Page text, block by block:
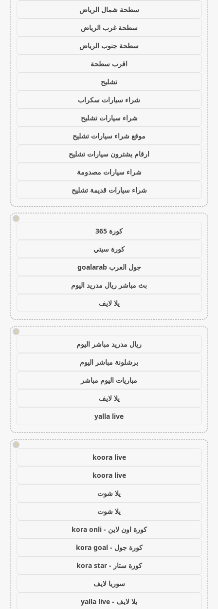
سطحة شمال الرياض
سطحة غرب الرياض
سطحة جنوب الرياض
اقرب سطحة
تشليح
شراء سيارات سكراب
شراء سيارات تشليح
موقع شراء سيارات تشليح
ارقام يشترون سيارات تشليح
شراء سيارات مصدومة
شراء سيارات قديمة تشليح
!
كورة 365
كورة سيتي
جول العرب goalarab
بث مباشر ريال مدريد اليوم
يلا لايف
!
ريال مدريد مباشر اليوم
برشلونة مباشر اليوم
مباريات اليوم مباشر
يلا لايف
yalla live
!
koora live
koora live
يلا شوت
يلا شوت
كورة اون لاين - kora onli
كورة جول - kora goal
كورة ستار - kora star
سوريا لايف
يلا لايف - yalla live